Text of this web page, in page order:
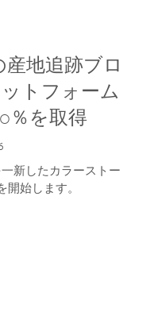
地追跡ブロ
トフォーム
％を取得
新したカラーストー
開始します。